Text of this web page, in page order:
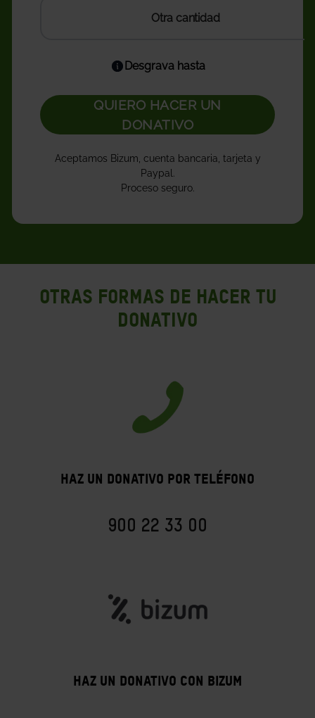
OTRAS FORMAS DE HACER TU
DONATIVO
HAZ UN DONATIVO POR TELÉFONO
900 22 33 00
HAZ UN DONATIVO CON BIZUM